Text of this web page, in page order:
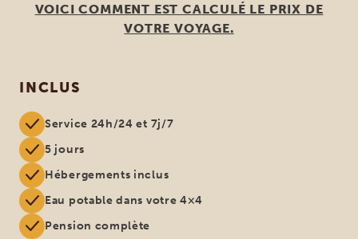
VOICI COMMENT EST CALCULÉ LE PRIX DE
VOTRE VOYAGE.
INCLUS
Service 24h/24 et 7j/7
5 jours
Hébergements inclus
Eau potable dans votre 4×4
Pension complète